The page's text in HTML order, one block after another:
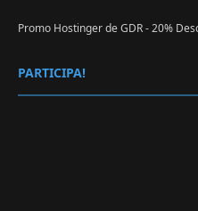
Promo Hostinger de GDR - 20%
PARTICIPA!